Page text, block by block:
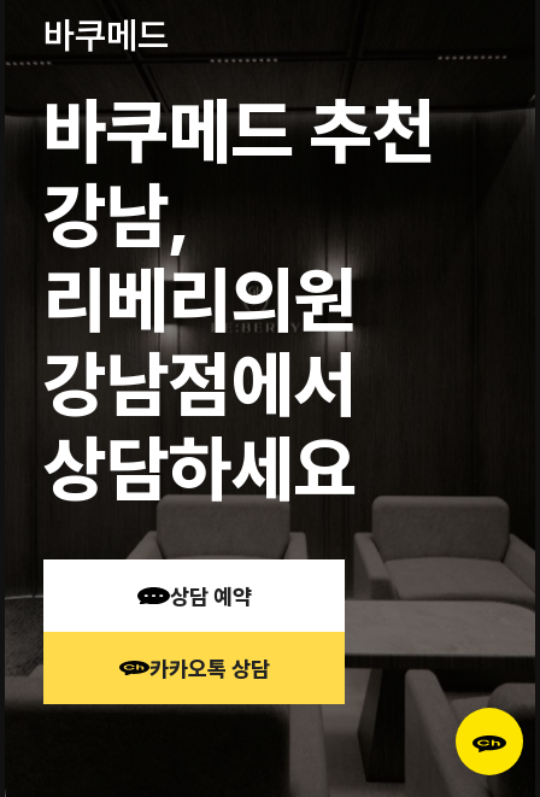
바쿠메드
바쿠메드 추천
강남,
리베리의원
강남점에서
상담하세요
상담 예약
카카오톡 상담